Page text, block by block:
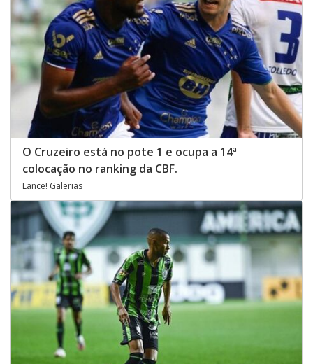
O Cruzeiro está no pote 1 e ocupa a 14ª
colocação no ranking da CBF.
Lance! Galerias